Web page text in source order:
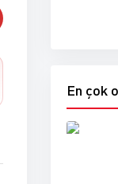
En çok